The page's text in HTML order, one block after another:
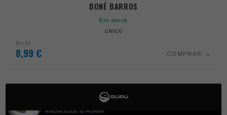
BONÉ BARROS
Em stock
ÚNICO
Desde
8,99 € COMPRAR